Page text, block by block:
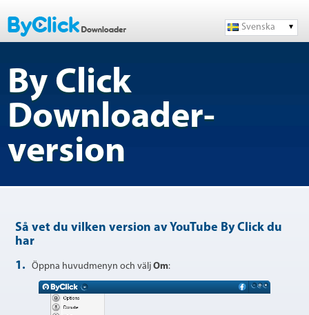
Svenska
By Click
Downloader-
version
Så vet du vilken version av YouTube By Click du
har
1.
Öppna huvudmenyn och väljOm: